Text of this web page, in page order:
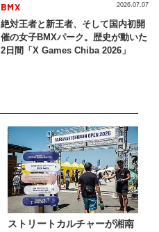
BMX
絶対王者と新王者、そして国内初開
催の女子BMXパーク。歴史が動いた
2日間「X Games Chiba 2026」
2026.07.07
ストリートカルチャーが湘南